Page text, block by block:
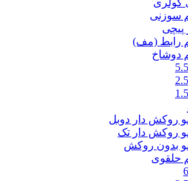
کولری
سوزنی
پیچی
رابط (مف)
دوشاخ
روکش دار دوبل
روکش دار تک
بدون روکش
حلقوی